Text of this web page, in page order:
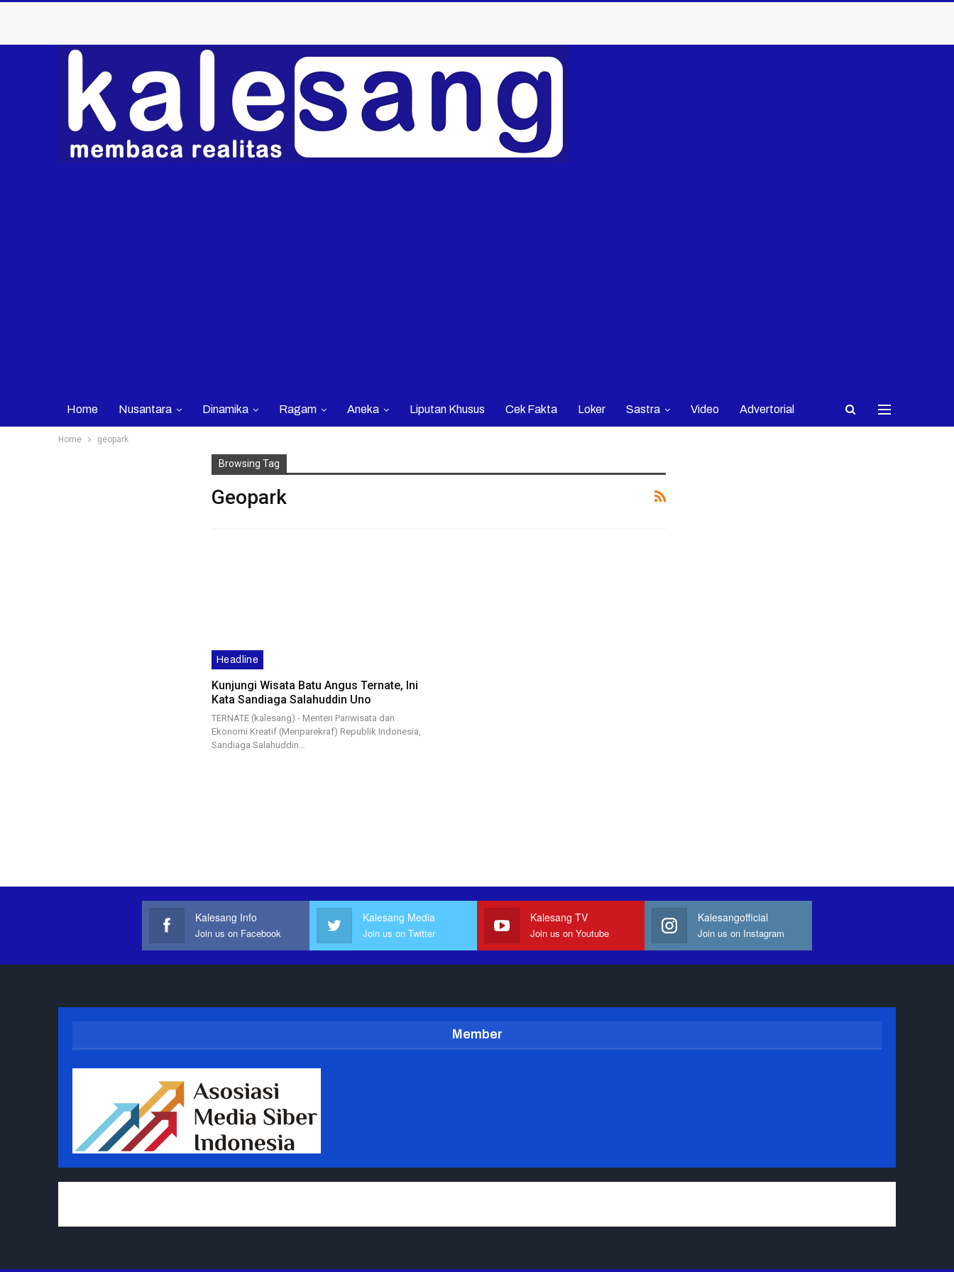
Home Nusantara Dinamika Ragam Aneka Liputan Khusus Cek Fakta Loker Sastra Video Advertorial
Home geopark
Browsing Tag
Geopark
Headline
Kunjungi Wisata Batu Angus Ternate, Ini
Kata Sandiaga Salahuddin Uno
TERNATE (kalesang) - Menteri Pariwisata dan
Ekonomi Kreatif (Menparekraf) Republik Indonesia,
Sandiaga Salahuddin…
Kalesang Info
Join us on Facebook
Kalesang Media
Join us on Twitter
Kalesang TV
Join us on Youtube
Kalesangofficial
Join us on Instagram
Member